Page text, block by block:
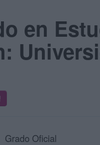
en
Grado Oficial